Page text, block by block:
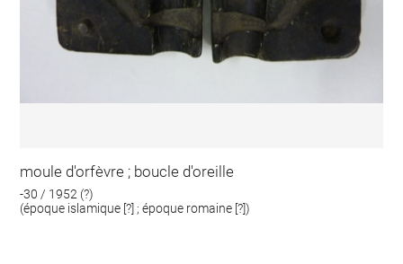
moule d'orfèvre ; boucle d'oreille
-30 / 1952 (?)
(époque islamique [?] ; époque romaine [?])